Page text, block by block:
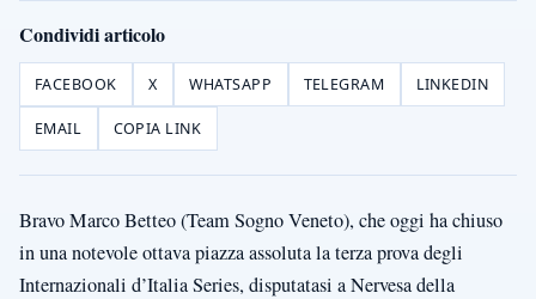
Condividi articolo
FACEBOOK X WHATSAPP TELEGRAM LINKEDIN
EMAIL COPIA LINK
Bravo Marco Betteo (Team Sogno Veneto), che oggi ha chiuso
in una notevole ottava piazza assoluta la terza prova degli
Internazionali d’Italia Series, disputatasi a Nervesa della